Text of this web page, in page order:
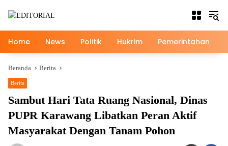
Home News Politik Hukrim Pemerintahan
Beranda Berita
Berita
Sambut Hari Tata Ruang Nasional, Dinas
PUPR Karawang Libatkan Peran Aktif
Masyarakat Dengan Tanam Pohon